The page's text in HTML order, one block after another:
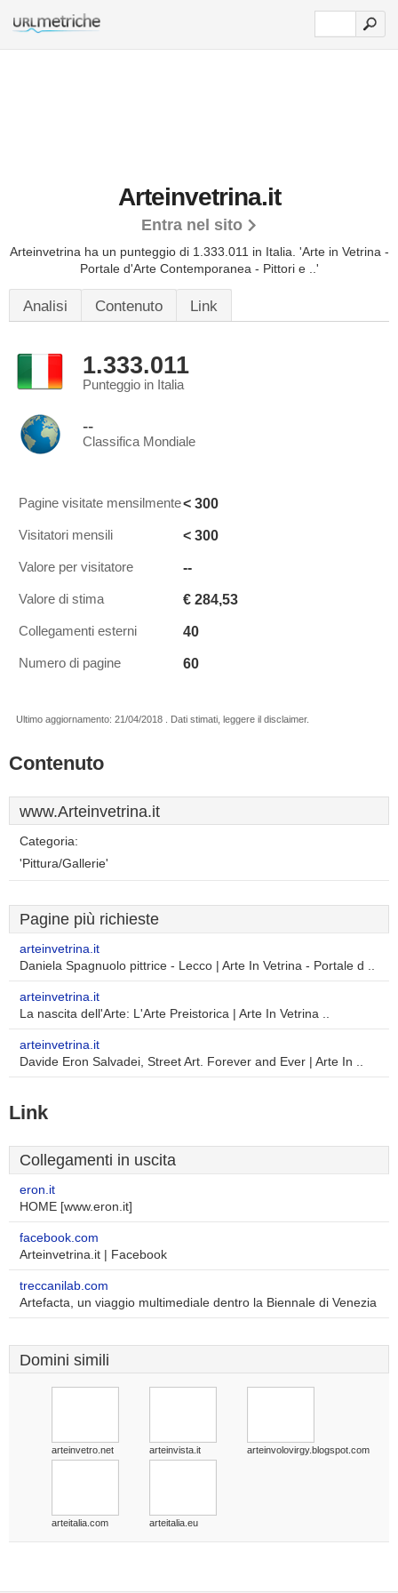
Arteinvetrina.it
Entra nel sito
Arteinvetrina ha un punteggio di 1.333.011 in Italia. 'Arte in Vetrina -
Portale d'Arte Contemporanea - Pittori e ..'
Analisi Contenuto Link
1.333.011
Punteggio in Italia
--
Classifica Mondiale
Pagine visitate mensilmente< 300
Visitatori mensili < 300
Valore per visitatore --
Valore di stima € 284,53
Collegamenti esterni 40
Numero di pagine 60
Ultimo aggiornamento: 21/04/2018 . Dati stimati, leggere il disclaimer.
Contenuto
www.Arteinvetrina.it
Categoria:
'Pittura/Gallerie'
Pagine più richieste
arteinvetrina.it
Daniela Spagnuolo pittrice - Lecco | Arte In Vetrina - Portale d ..
arteinvetrina.it
La nascita dell'Arte: L'Arte Preistorica | Arte In Vetrina ..
arteinvetrina.it
Davide Eron Salvadei, Street Art. Forever and Ever | Arte In ..
Link
Collegamenti in uscita
eron.it
HOME [www.eron.it]
facebook.com
Arteinvetrina.it | Facebook
treccanilab.com
Artefacta, un viaggio multimediale dentro la Biennale di Venezia
Domini simili
arteinvetro.net arteinvista.it arteinvolovirgy.blogspot.com
arteitalia.com arteitalia.eu